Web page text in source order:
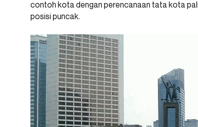
contoh kota dengan perencanaan tata kota
posisi puncak.